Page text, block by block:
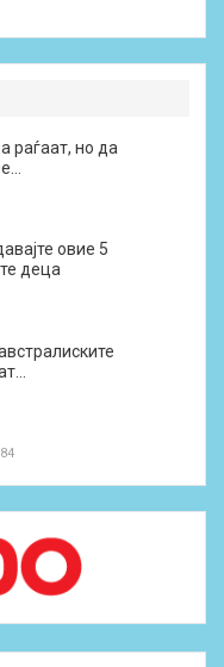
раѓаат, но да
овие 5
деца